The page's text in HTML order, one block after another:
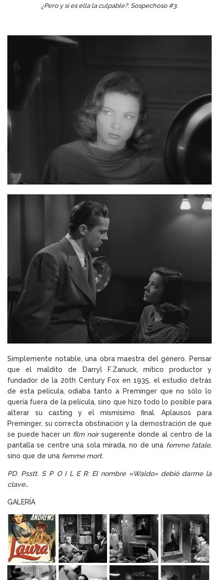
¿Pero y si es ella la culpable?. Sospechoso #3.
Simplemente notable, una obra maestra del género. Pensar
que el maldito de Darryl F.Zanuck, mítico productor y
fundador de la 20th Century Fox en 1935, el estudio detrás
de esta película, odiaba tanto a Preminger que no sólo lo
quería fuera de la película, sino que hizo todo lo posible para
alterar su casting y el mismísimo final. Aplausos para
Preminger, su correcta obstinación y la demostración de que
se puede hacer un film noirsugerente donde al centro de la
pantalla se centre una sola mirada, no de una femme fatale,
sino que de una femme mort.
PD. Psstt. S P O I L E R: El nombre «Waldo» debió darme la
clave…
GALERÍA